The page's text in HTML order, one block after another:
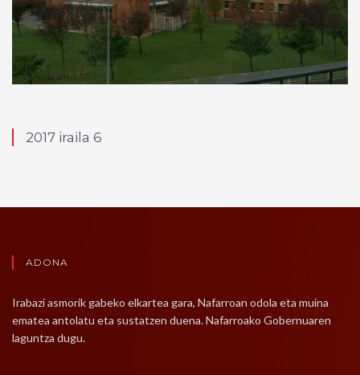
2017 iraila 6
ADONA
Irabazi asmorik gabeko elkartea gara, Nafarroan odola eta muina
ematea antolatu eta sustatzen duena. Nafarroako Gobernuaren
laguntza dugu.